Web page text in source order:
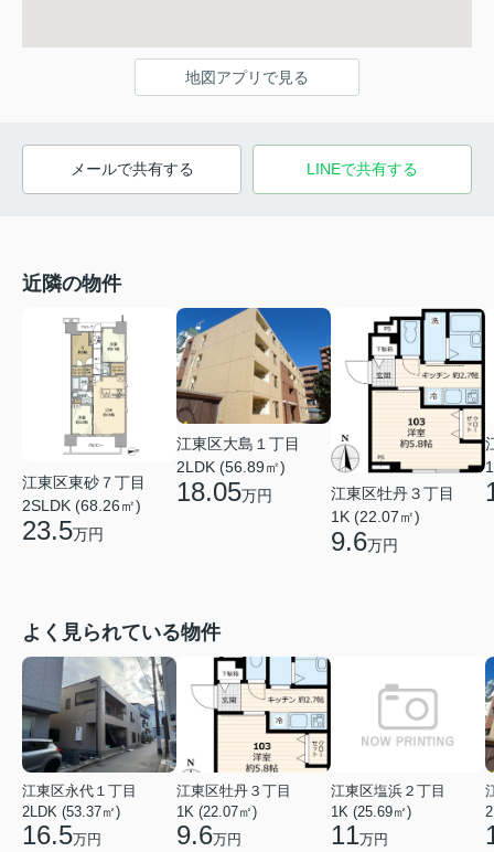
地図アプリで見る
メールで共有する LINEで共有する
近隣の物件
江東区東砂７丁目
2SLDK (68.26㎡)
23.5万円
江東区大島１丁目
2LDK (56.89㎡)
18.05万円
江東区牡丹３丁目
1K (22.07㎡)
9.6万円
よく見られている物件
江東区永代１丁目
2LDK (53.37㎡)
16.5万円
江東区牡丹３丁目
1K (22.07㎡)
9.6万円
江東区塩浜２丁目
1K (25.69㎡)
11万円